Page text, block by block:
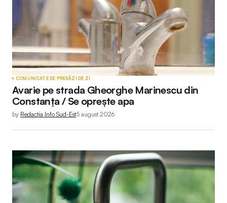
COMUNICATE DE PRESĂZI DE ZI
Avarie pe strada Gheorghe Marinescu din
Constanța / Se oprește apa
by Redactia Info Sud-Est5 august 2026